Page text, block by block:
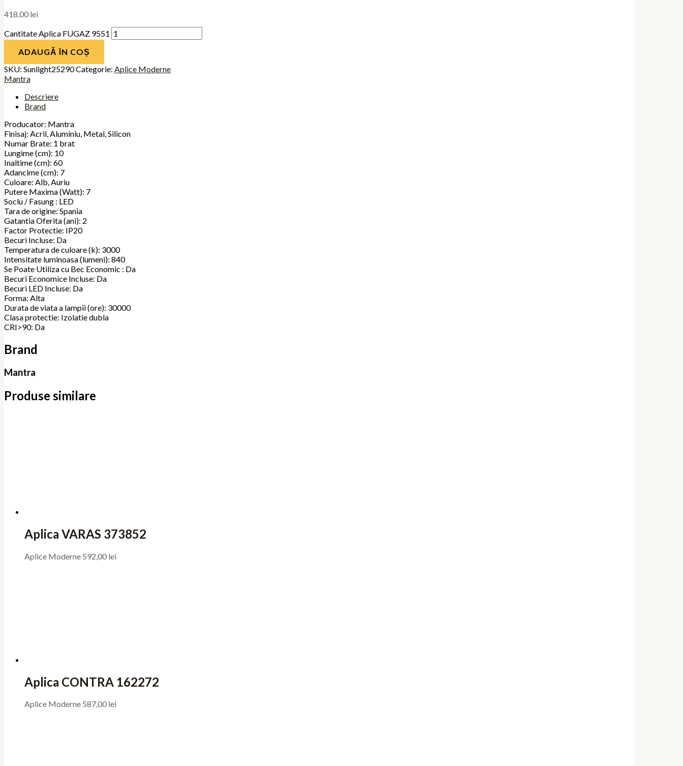
418,00 lei
Cantitate Aplica FUGAZ 9551
ADAUGĂ ÎN COȘ
SKU: Sunlight25290Categorie: Aplice Moderne
Mantra
Descriere
Brand
Producator: Mantra
Finisaj: Acril, Aluminiu, Metal, Silicon
Numar Brate: 1 brat
Lungime (cm): 10
Inaltime (cm): 60
Adancime (cm): 7
Culoare: Alb, Auriu
Putere Maxima (Watt): 7
Soclu / Fasung : LED
Tara de origine: Spania
Gatantia Oferita (ani): 2
Factor Protectie: IP20
Becuri Incluse: Da
Temperatura de culoare (k): 3000
Intensitate luminoasa (lumeni): 840
Se Poate Utiliza cu Bec Economic : Da
Becuri Economice Incluse: Da
Becuri LED Incluse: Da
Forma: Alta
Durata de viata a lampii (ore): 30000
Clasa protectie: Izolatie dubla
CRI>90: Da
Brand
Mantra
Produse similare
Aplica VARAS 373852
Aplice Moderne 592,00 lei
Aplica CONTRA 162272
Aplice Moderne 587,00 lei